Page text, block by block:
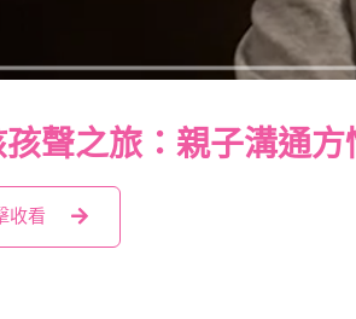
孩聲之旅：親子溝通
收看